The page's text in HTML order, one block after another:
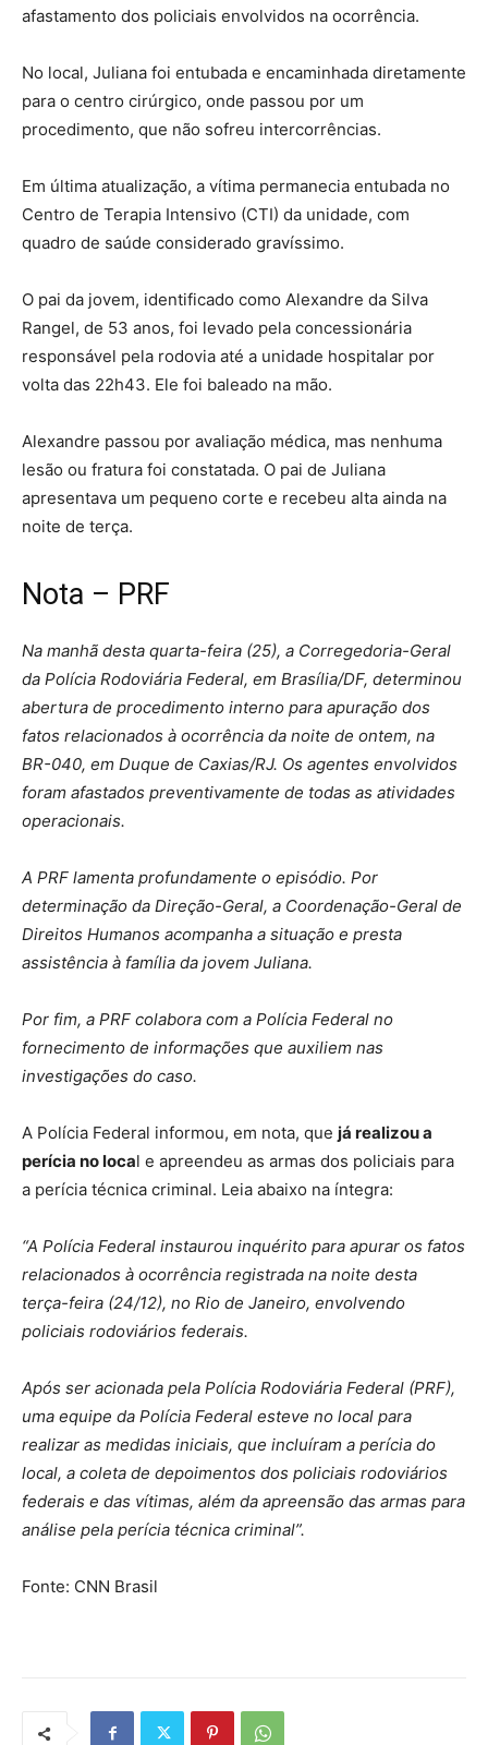
afastamento dos policiais envolvidos na ocorrência.
No local, Juliana foi entubada e encaminhada diretamente
para o centro cirúrgico, onde passou por um
procedimento, que não sofreu intercorrências.
Em última atualização, a vítima permanecia entubada no
Centro de Terapia Intensivo (CTI) da unidade, com
quadro de saúde considerado gravíssimo.
O pai da jovem, identificado como Alexandre da Silva
Rangel, de 53 anos, foi levado pela concessionária
responsável pela rodovia até a unidade hospitalar por
volta das 22h43. Ele foi baleado na mão.
Alexandre passou por avaliação médica, mas nenhuma
lesão ou fratura foi constatada. O pai de Juliana
apresentava um pequeno corte e recebeu alta ainda na
noite de terça.
Nota – PRF
Na manhã desta quarta-feira (25), a Corregedoria-Geral
da Polícia Rodoviária Federal, em Brasília/DF, determinou
abertura de procedimento interno para apuração dos
fatos relacionados à ocorrência da noite de ontem, na
BR-040, em Duque de Caxias/RJ. Os agentes envolvidos
foram afastados preventivamente de todas as atividades
operacionais.
A PRF lamenta profundamente o episódio. Por
determinação da Direção-Geral, a Coordenação-Geral de
Direitos Humanos acompanha a situação e presta
assistência à família da jovem Juliana.
Por fim, a PRF colabora com a Polícia Federal no
fornecimento de informações que auxiliem nas
investigações do caso.
A Polícia Federal informou, em nota, que já realizou a
perícia no local e apreendeu as armas dos policiais para
a perícia técnica criminal. Leia abaixo na íntegra:
“A Polícia Federal instaurou inquérito para apurar os fatos
relacionados à ocorrência registrada na noite desta
terça-feira (24/12), no Rio de Janeiro, envolvendo
policiais rodoviários federais.
Após ser acionada pela Polícia Rodoviária Federal (PRF),
uma equipe da Polícia Federal esteve no local para
realizar as medidas iniciais, que incluíram a perícia do
local, a coleta de depoimentos dos policiais rodoviários
federais e das vítimas, além da apreensão das armas para
análise pela perícia técnica criminal”.
Fonte: CNN Brasil